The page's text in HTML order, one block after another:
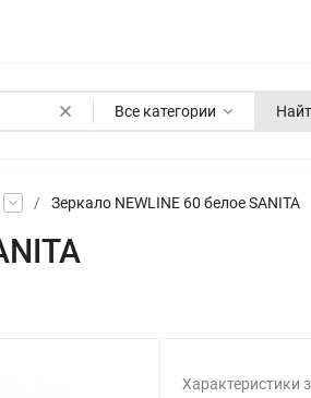
Все категории
/ Зеркало NEWLINE 60 белое SANITA
Характеристики